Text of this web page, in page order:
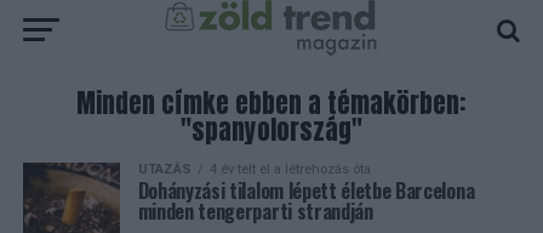
Minden címke ebben a témakörben:
"spanyolország"
UTAZÁS 4 év telt el a létrehozás óta
Dohányzási tilalom lépett életbe Barcelona
minden tengerparti strandján